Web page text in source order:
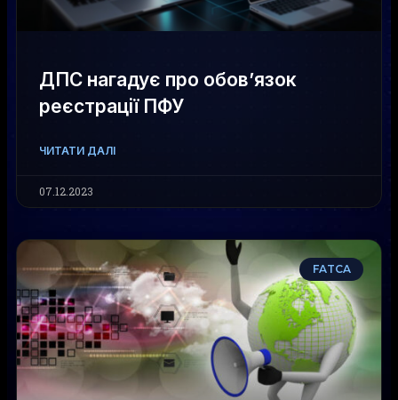
ДПС нагадує про обов’язок
реєстрації ПФУ
ЧИТАТИ ДАЛІ
07.12.2023
FATCA